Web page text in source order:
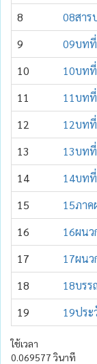
8
08สา
9
09บท
10
10บท
11
11บท
12
12บท
13
13บท
14
14บท
15
15ภา
16
16ผนว
17
17ผน
18
18บร
19
19ประ
ใช้เวลา
0.069577 วินาที